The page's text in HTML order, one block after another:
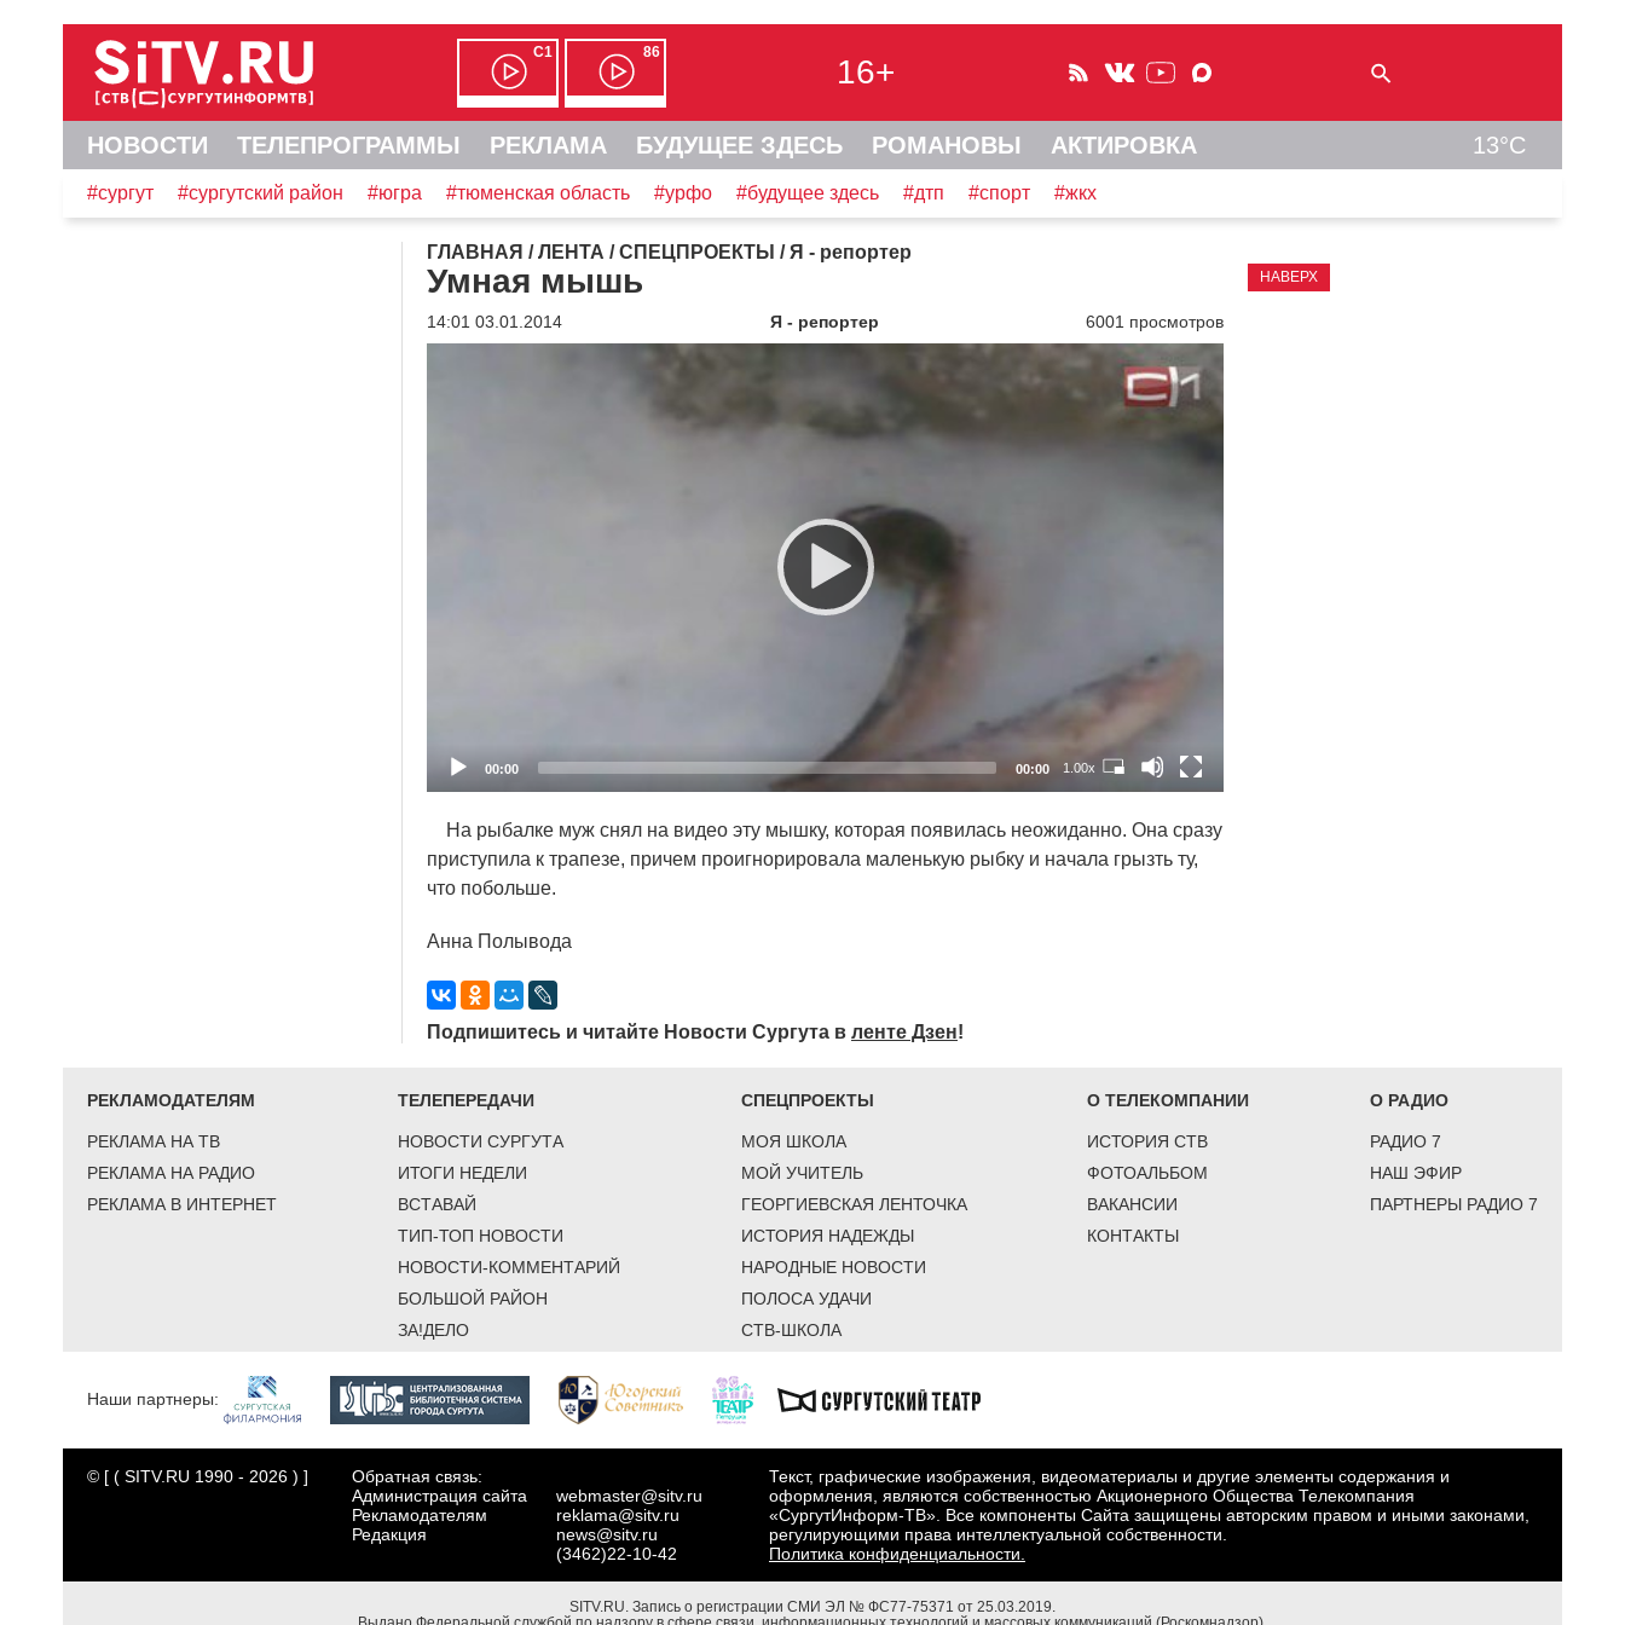
С1 86
16+
НОВОСТИ ТЕЛЕПРОГРАММЫ РЕКЛАМА БУДУЩЕЕ ЗДЕСЬ РОМАНОВЫ АКТИРОВКА 13°C
#сургут #сургутский район #югра #тюменская область #урфо #будущее здесь #дтп #спорт #жкх
ГЛАВНАЯ /ЛЕНТА /СПЕЦПРОЕКТЫ /Я - репортер
Умная мышь
14:01 03.01.2014 Я - репортер 6001 просмотров
00:00 00:00 1.00x
На рыбалке муж снял на видео эту мышку, которая появилась неожиданно. Она сразу
приступила к трапезе, причем проигнорировала маленькую рыбку и начала грызть ту,
что побольше.
Анна Полывода
Подпишитесь и читайте Новости Сургута в ленте Дзен!
НАВЕРХ
РЕКЛАМОДАТЕЛЯМ
РЕКЛАМА НА ТВ
РЕКЛАМА НА РАДИО
РЕКЛАМА В ИНТЕРНЕТ
ТЕЛЕПЕРЕДАЧИ
НОВОСТИ СУРГУТА
ИТОГИ НЕДЕЛИ
ВСТАВАЙ
ТИП-ТОП НОВОСТИ
НОВОСТИ-КОММЕНТАРИЙ
БОЛЬШОЙ РАЙОН
ЗА!ДЕЛО
СПЕЦПРОЕКТЫ
МОЯ ШКОЛА
МОЙ УЧИТЕЛЬ
ГЕОРГИЕВСКАЯ ЛЕНТОЧКА
ИСТОРИЯ НАДЕЖДЫ
НАРОДНЫЕ НОВОСТИ
ПОЛОСА УДАЧИ
СТВ-ШКОЛА
О ТЕЛЕКОМПАНИИ
ИСТОРИЯ СТВ
ФОТОАЛЬБОМ
ВАКАНСИИ
КОНТАКТЫ
О РАДИО
РАДИО 7
НАШ ЭФИР
ПАРТНЕРЫ РАДИО 7
Наши партнеры:
© [ ( SITV.RU 1990 - 2026 ) ]
Обратная связь:
Администрация сайта
Рекламодателям
Редакция
webmaster@sitv.ru
reklama@sitv.ru
news@sitv.ru
(3462)22-10-42
Текст, графические изображения, видеоматериалы и другие элементы содержания и
оформления, являются собственностью Акционерного Общества Телекомпания
«СургутИнформ-ТВ». Все компоненты Сайта защищены авторским правом и иными законами,
регулирующими права интеллектуальной собственности.
Политика конфиденциальности.
SITV.RU. Запись о регистрации СМИ ЭЛ № ФС77-75371 от 25.03.2019.